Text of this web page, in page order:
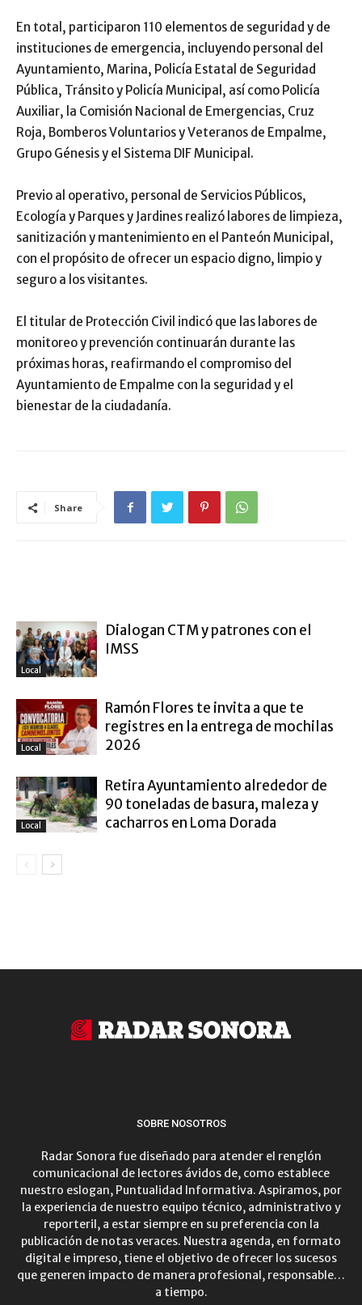
En total, participaron 110 elementos de seguridad y de
instituciones de emergencia, incluyendo personal del
Ayuntamiento, Marina, Policía Estatal de Seguridad
Pública, Tránsito y Policía Municipal, así como Policía
Auxiliar, la Comisión Nacional de Emergencias, Cruz
Roja, Bomberos Voluntarios y Veteranos de Empalme,
Grupo Génesis y el Sistema DIF Municipal.
Previo al operativo, personal de Servicios Públicos,
Ecología y Parques y Jardines realizó labores de limpieza,
sanitización y mantenimiento en el Panteón Municipal,
con el propósito de ofrecer un espacio digno, limpio y
seguro a los visitantes.
El titular de Protección Civil indicó que las labores de
monitoreo y prevención continuarán durante las
próximas horas, reafirmando el compromiso del
Ayuntamiento de Empalme con la seguridad y el
bienestar de la ciudadanía.
Share
Local
Dialogan CTM y patrones con el
IMSS
Local
Ramón Flores te invita a que te
registres en la entrega de mochilas
2026
Local
Retira Ayuntamiento alrededor de
90 toneladas de basura, maleza y
cacharros en Loma Dorada
SOBRE NOSOTROS
Radar Sonora fue diseñado para atender el renglón
comunicacional de lectores ávidos de, como establece
nuestro eslogan, Puntualidad Informativa. Aspiramos, por
la experiencia de nuestro equipo técnico, administrativo y
reporteril, a estar siempre en su preferencia con la
publicación de notas veraces. Nuestra agenda, en formato
digital e impreso, tiene el objetivo de ofrecer los sucesos
que generen impacto de manera profesional, responsable…
a tiempo.